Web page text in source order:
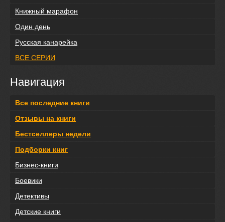
Книжный марафон
Один день
Русская канарейка
ВСЕ СЕРИИ
Навигация
Все последние книги
Отзывы на книги
Бестселлеры недели
Подборки книг
Бизнес-книги
Боевики
Детективы
Детские книги